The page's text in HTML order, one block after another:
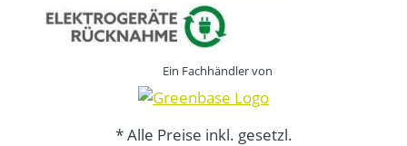
Ein Fachhändler von
* Alle Preise inkl. gesetzl.